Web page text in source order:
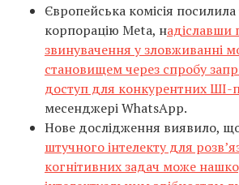
Європейська комісія
корпорацію Meta, надіславши
звинувачення у зловживанні
становищем через спробу
доступ для конкурентних ШІ-
месенджері WhatsApp.
Нове дослідження виявило,
штучного інтелекту для
когнітивних задач може